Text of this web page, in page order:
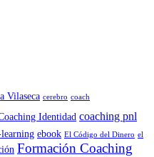
Vilaseca cerebro coach
Identidad coaching pnl
learning ebook El Código del Dinero el
Formación Coaching